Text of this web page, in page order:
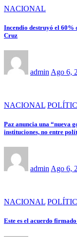
NACIONAL
Incendio destruyó el 60%
Cruz
admin Ago 6,
NACIONAL
Paz anuncia una “nueva
instituciones, no entre
admin Ago 6,
NACIONAL
Este es el acuerdo